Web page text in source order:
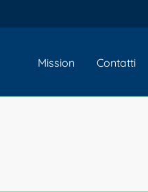
Mission Contatti